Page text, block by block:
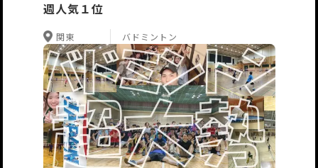
週人気１位
関東 バドミントン